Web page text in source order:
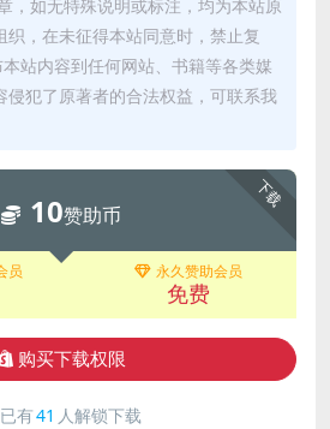
，如无特殊说明或标注，均为本站原
，在未征得本站同意时，禁止复
站内容到任何网站、书籍等各类媒
侵犯了原著者的合法权益，可联系我
下载
10赞助币
员 永久赞助会员
免费
购买下载权限
已有41 人解锁下载